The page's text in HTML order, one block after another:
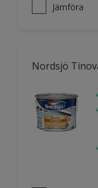
Jämföra
Nordsjö